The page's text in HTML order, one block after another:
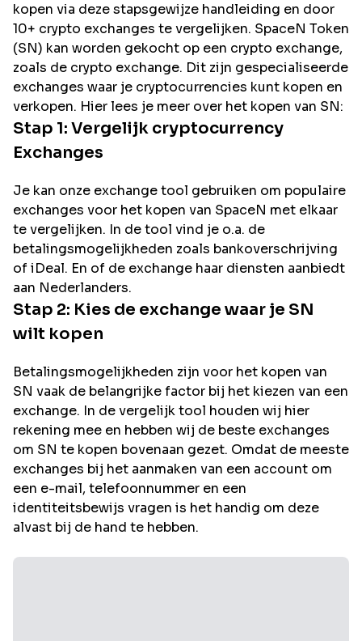
kopen via deze stapsgewijze handleiding en door
10+ crypto exchanges te vergelijken. SpaceN Token
(SN) kan worden gekocht op een crypto exchange,
zoals de crypto exchange. Dit zijn gespecialiseerde
exchanges waar je cryptocurrencies kunt kopen en
verkopen. Hier lees je meer over het kopen van SN:
Stap 1: Vergelijk cryptocurrency
Exchanges
Je kan onze exchange tool gebruiken om populaire
exchanges voor het kopen van SpaceN met elkaar
te vergelijken. In de tool vind je o.a. de
betalingsmogelijkheden zoals bankoverschrijving
of iDeal. En of de exchange haar diensten aanbiedt
aan Nederlanders.
Stap 2: Kies de exchange waar je SN
wilt kopen
Betalingsmogelijkheden zijn voor het kopen van
SN vaak de belangrijke factor bij het kiezen van een
exchange. In de vergelijk tool houden wij hier
rekening mee en hebben wij de beste exchanges
om SN te kopen bovenaan gezet. Omdat de meeste
exchanges bij het aanmaken van een account om
een e-mail, telefoonnummer en een
identiteitsbewijs vragen is het handig om deze
alvast bij de hand te hebben.